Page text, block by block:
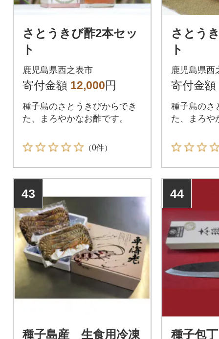
さとうきび酢2本セッ
ト
鹿児島県西之表市
寄付金額 12,000円
種子島のさとうきびからでき
た、まろやかなお酢です。
（0件）
さとう
ト
鹿児島県西
寄付金額
種子島のさ
た、まろや
43
種子島産 生食用冷凍
44
種子包